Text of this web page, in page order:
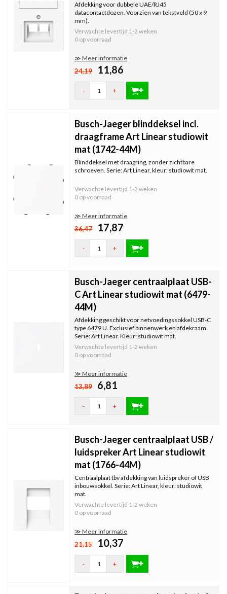
Afdekking voor dubbele UAE/RJ45
datacontactdozen. Voorzien van tekstveld (50 x 9
mm).
Verwachte levertijd 1-2 weken
0 op voorraad
≫ Meer informatie
24,19 11,86
- +
Busch-Jaeger blinddeksel incl.
draagframe Art Linear studiowit
mat (1742-44M)
Blinddeksel met draagring, zonder zichtbare
schroeven. Serie: Art Linear, kleur: studiowit mat.
Verwachte levertijd 1-2 weken
0 op voorraad
≫ Meer informatie
36,47 17,87
- +
Busch-Jaeger centraalplaat USB-
C Art Linear studiowit mat (6479-
44M)
Afdekking geschikt voor netvoedingssokkel USB-C
type 6479 U. Exclusief binnenwerk en afdekraam.
Serie: Art Linear. Kleur: studiowit mat.
Verwachte levertijd 1-2 weken
0 op voorraad
≫ Meer informatie
13,89 6,81
- +
Busch-Jaeger centraalplaat USB /
luidspreker Art Linear studiowit
mat (1766-44M)
Centraalplaat tbv afdekking van luidspreker of USB
inbouwsokkel. Serie: Art Linear, kleur: studiowit
mat.
Verwachte levertijd 1-2 weken
0 op voorraad
≫ Meer informatie
21,15 10,37
- +